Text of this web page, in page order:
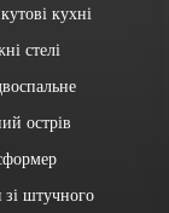
кухні
стелі
острів
зі штучного